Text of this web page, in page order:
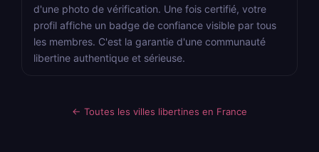
d'une photo de vérification. Une fois certifié, votre
profil affiche un badge de confiance visible par tous
les membres. C'est la garantie d'une communauté
libertine authentique et sérieuse.
← Toutes les villes libertines en France